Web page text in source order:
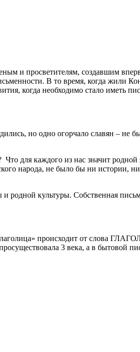
и просветителям, создавшим
В то время, когда жили
когда необходимо стало иметь
но одно огорчало славян – не
для каждого из нас значит
народа, не было бы ни истории,
родной культуры. Собственная
происходит от слова
3 века, а в бытовой